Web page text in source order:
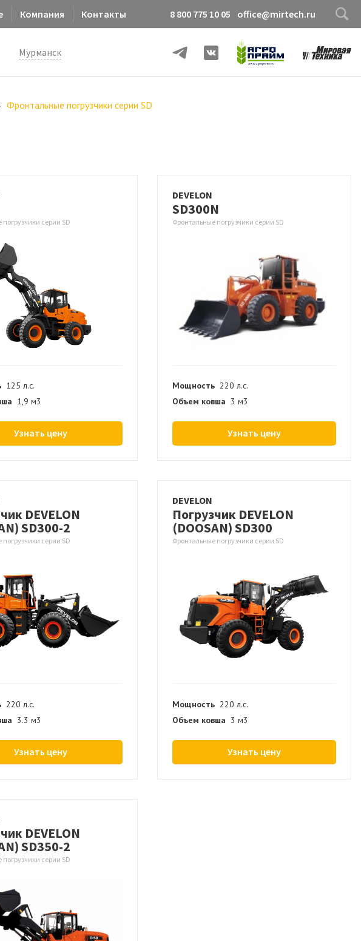
Компания Контакты 8 800 775 10 05 office@mirtech.ru
Мурманск
Фронтальные погрузчики серии SD
серии SD
125 л.с.
1,9 м3
Узнать цену
DEVELON
SD300N
Фронтальные погрузчики серии SD
Мощность 220 л.с.
Объем ковша 3 м3
Узнать цену
DEVELON
SD300-2
серии SD
220 л.с.
3.3 м3
Узнать цену
DEVELON
Погрузчик DEVELON
(DOOSAN) SD300
Фронтальные погрузчики серии SD
Мощность 220 л.с.
Объем ковша 3 м3
Узнать цену
DEVELON
SD350-2
серии SD